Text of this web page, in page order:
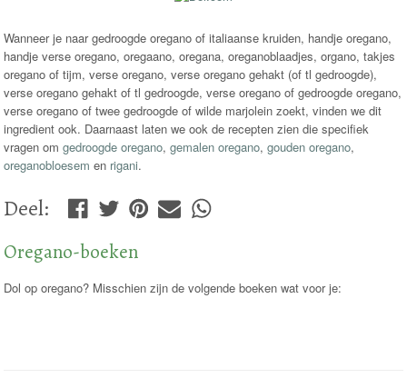
Wanneer je naar gedroogde oregano of italiaanse kruiden, handje oregano,
handje verse oregano, oregaano, oregana, oreganoblaadjes, organo, takjes
oregano of tijm, verse oregano, verse oregano gehakt (of tl gedroogde),
verse oregano gehakt of tl gedroogde, verse oregano of gedroogde oregano,
verse oregano of twee gedroogde of wilde marjolein zoekt, vinden we dit
ingredient ook. Daarnaast laten we ook de recepten zien die specifiek
vragen omgedroogde oregano,gemalen oregano,gouden oregano,
oreganobloesem en rigani.
Deel:
Oregano-boeken
Dol op oregano? Misschien zijn de volgende boeken wat voor je: